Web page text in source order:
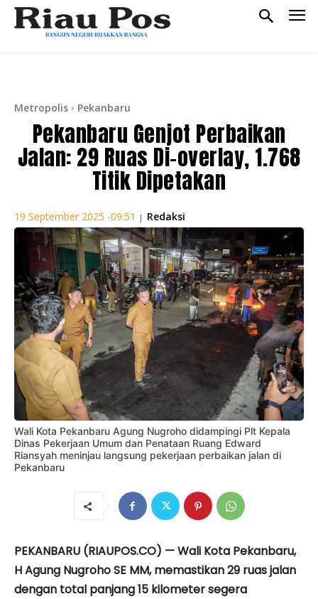
Metropolis Pekanbaru
Pekanbaru Genjot Perbaikan
Jalan: 29 Ruas Di-overlay, 1.768
Titik Dipetakan
19 September 2025 -09:51 | Redaksi
Wali Kota Pekanbaru Agung Nugroho didampingi Plt Kepala
Dinas Pekerjaan Umum dan Penataan Ruang Edward
Riansyah meninjau langsung pekerjaan perbaikan jalan di
Pekanbaru
PEKANBARU (RIAUPOS.CO) —Wali Kota Pekanbaru,
H Agung Nugroho SE MM, memastikan 29 ruas jalan
dengan total panjang 15 kilometer segera